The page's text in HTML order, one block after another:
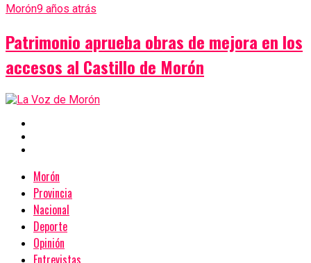
Morón9 años atrás
Patrimonio aprueba obras de mejora en los
accesos al Castillo de Morón
Morón
Provincia
Nacional
Deporte
Opinión
Entrevistas